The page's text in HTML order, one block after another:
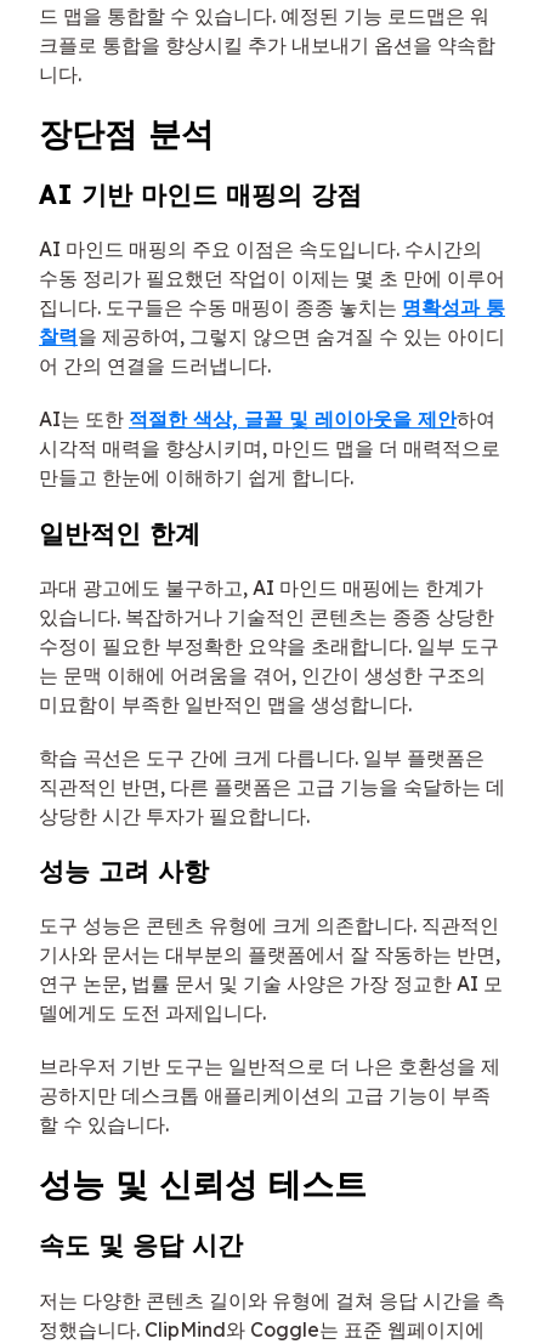
드 맵을 통합할 수 있습니다. 예정된 기능 로드맵은 워
크플로 통합을 향상시킬 추가 내보내기 옵션을 약속합
니다.
장단점 분석
AI 기반 마인드 매핑의 강점
AI 마인드 매핑의 주요 이점은 속도입니다. 수시간의
수동 정리가 필요했던 작업이 이제는 몇 초 만에 이루어
집니다. 도구들은 수동 매핑이 종종 놓치는 명확성과 통
찰력을 제공하여, 그렇지 않으면 숨겨질 수 있는 아이디
어 간의 연결을 드러냅니다.
AI는 또한 적절한 색상, 글꼴 및 레이아웃을 제안하여
시각적 매력을 향상시키며, 마인드 맵을 더 매력적으로
만들고 한눈에 이해하기 쉽게 합니다.
일반적인 한계
과대 광고에도 불구하고, AI 마인드 매핑에는 한계가
있습니다. 복잡하거나 기술적인 콘텐츠는 종종 상당한
수정이 필요한 부정확한 요약을 초래합니다. 일부 도구
는 문맥 이해에 어려움을 겪어, 인간이 생성한 구조의
미묘함이 부족한 일반적인 맵을 생성합니다.
학습 곡선은 도구 간에 크게 다릅니다. 일부 플랫폼은
직관적인 반면, 다른 플랫폼은 고급 기능을 숙달하는 데
상당한 시간 투자가 필요합니다.
성능 고려 사항
도구 성능은 콘텐츠 유형에 크게 의존합니다. 직관적인
기사와 문서는 대부분의 플랫폼에서 잘 작동하는 반면,
연구 논문, 법률 문서 및 기술 사양은 가장 정교한 AI 모
델에게도 도전 과제입니다.
브라우저 기반 도구는 일반적으로 더 나은 호환성을 제
공하지만 데스크톱 애플리케이션의 고급 기능이 부족
할 수 있습니다.
성능 및 신뢰성 테스트
속도 및 응답 시간
저는 다양한 콘텐츠 길이와 유형에 걸쳐 응답 시간을 측
정했습니다. ClipMind와 Coggle는 표준 웹페이지에